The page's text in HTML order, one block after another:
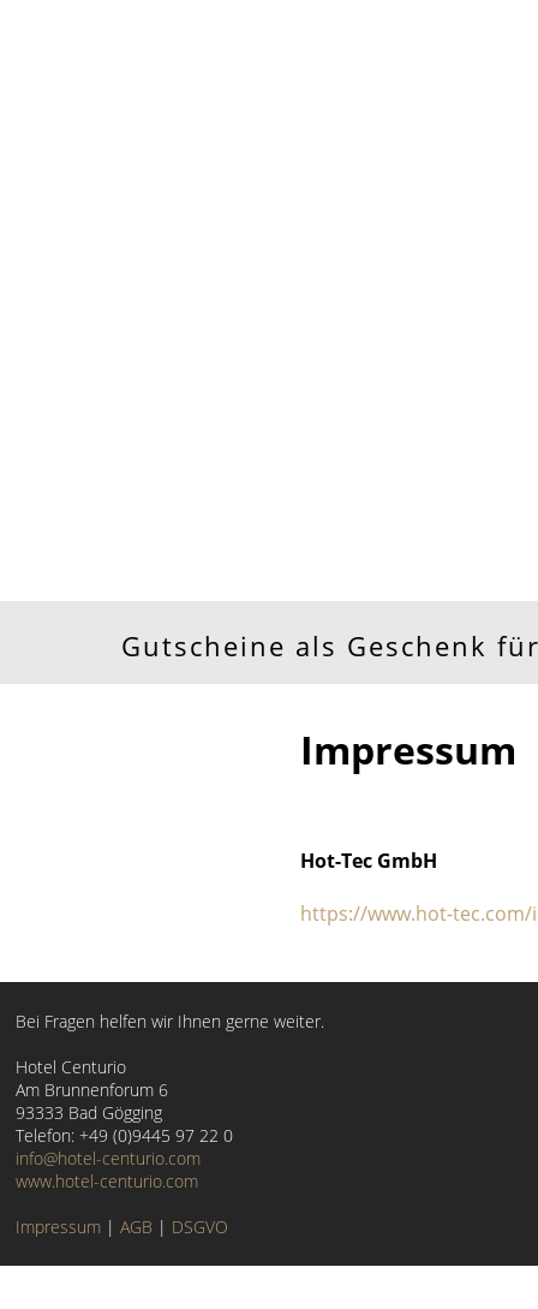
Gutscheine als Geschenk
Impressum
Hot-Tec GmbH
https://www.hot-
Bei Fragen helfen wir Ihnen gerne weiter.
Hotel Centurio
Am Brunnenforum 6
93333 Bad Gögging
Telefon: +49 (0)9445 97 22 0
info@hotel-centurio.com
www.hotel-centurio.com
Impressum | AGB | DSGVO